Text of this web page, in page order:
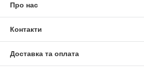
Про нас
Контакти
Доставка та оплата